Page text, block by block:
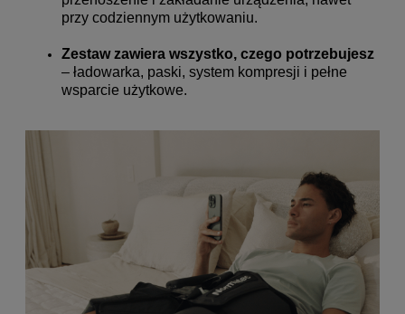
przy codziennym użytkowaniu.
Zestaw zawiera wszystko, czego potrzebujesz
– ładowarka, paski, system kompresji i pełne
wsparcie użytkowe.